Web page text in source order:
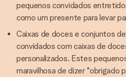
pequenos convidados
como um presente para levar
Caixas de doces e conjuntos
convidados com caixas de
personalizados. Estes
maravilhosa de dizer "obrigado